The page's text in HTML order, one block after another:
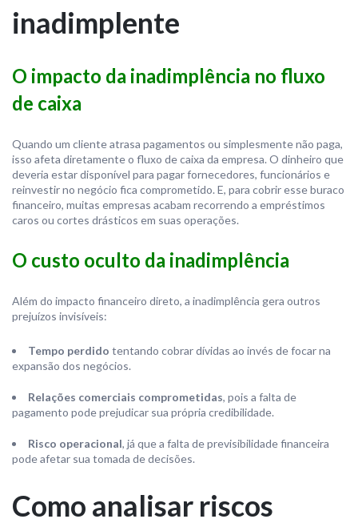
inadimplente
O impacto da inadimplência no fluxo
de caixa
Quando um cliente atrasa pagamentos ou simplesmente não paga,
isso afeta diretamente o fluxo de caixa da empresa. O dinheiro que
deveria estar disponível para pagar fornecedores, funcionários e
reinvestir no negócio fica comprometido. E, para cobrir esse buraco
financeiro, muitas empresas acabam recorrendo a empréstimos
caros ou cortes drásticos em suas operações.
O custo oculto da inadimplência
Além do impacto financeiro direto, a inadimplência gera outros
prejuízos invisíveis:
Tempo perdido tentando cobrar dívidas ao invés de focar na
expansão dos negócios.
Relações comerciais comprometidas, pois a falta de
pagamento pode prejudicar sua própria credibilidade.
Risco operacional, já que a falta de previsibilidade financeira
pode afetar sua tomada de decisões.
Como analisar riscos